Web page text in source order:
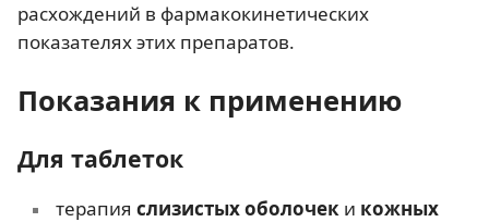
расхождений в фармакокинетических
показателях этих препаратов.
Показания к применению
Для таблеток
терапия слизистых оболочеки кожных